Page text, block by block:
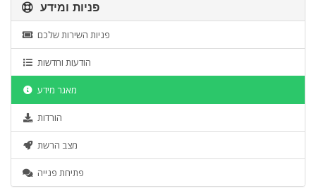
פניות ומידע
פניות השירות שלכם
הודעות וחדשות
מאגר מידע
הורדות
מצב הרשת
פתיחת פנייה